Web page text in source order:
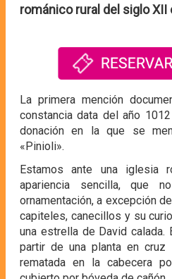
románico rural del siglo XII
La primera mención
constancia data del año
donación en la que se
«Pinioli».
Estamos ante una iglesia
apariencia sencilla, que
ornamentación, a excepción
capiteles, canecillos y su
una estrella de David calada.
partir de una planta en cruz
rematada en la cabecera